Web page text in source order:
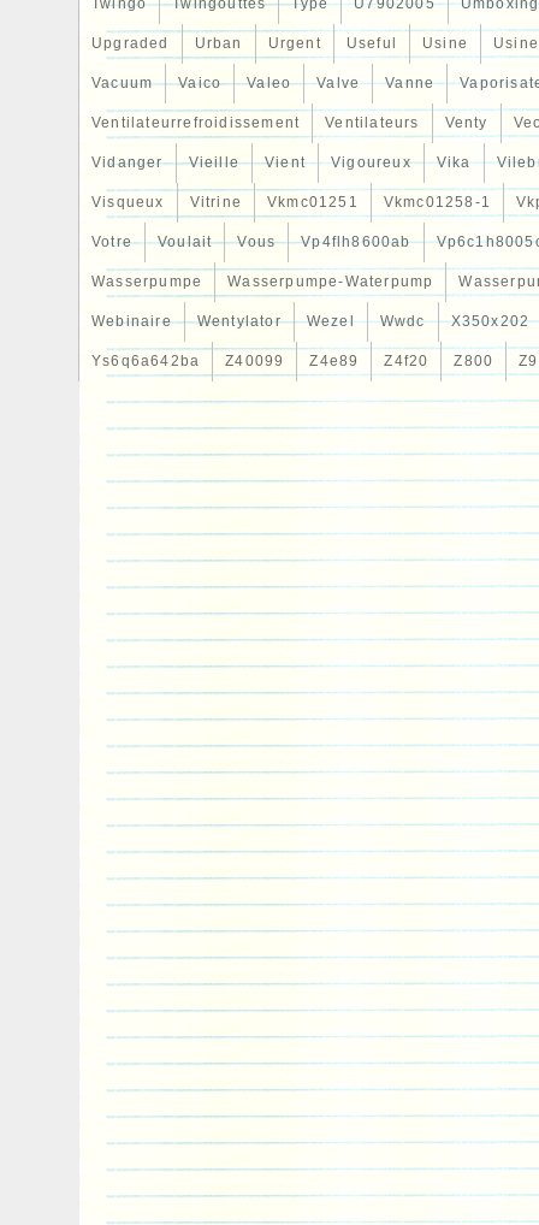
Twingo Twingouttes Type U7902005 Umboxing
Upgraded Urban Urgent Useful Usine
Vacuum Vaico Valeo Valve Vanne
Ventilateurrefroidissement Ventilateurs Venty
Vidanger Vieille Vient Vigoureux Vika
Visqueux Vitrine Vkmc01251 Vkmc01258-1
Votre Voulait Vous Vp4flh8600ab
Wasserpumpe Wasserpumpe-Waterpump
Webinaire Wentylator Wezel Wwdc X350x202
Ys6q6a642ba Z40099 Z4e89 Z4f20 Z800